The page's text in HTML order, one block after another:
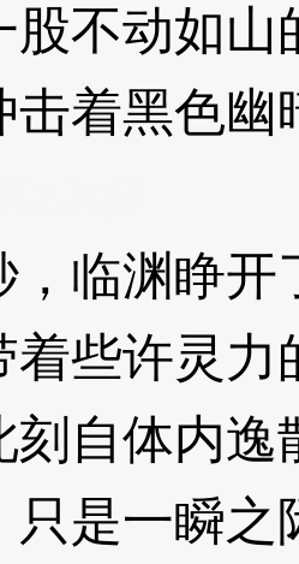
股不动如山
黑色幽
渊睁开
着些许灵力
体内逸
只是一瞬